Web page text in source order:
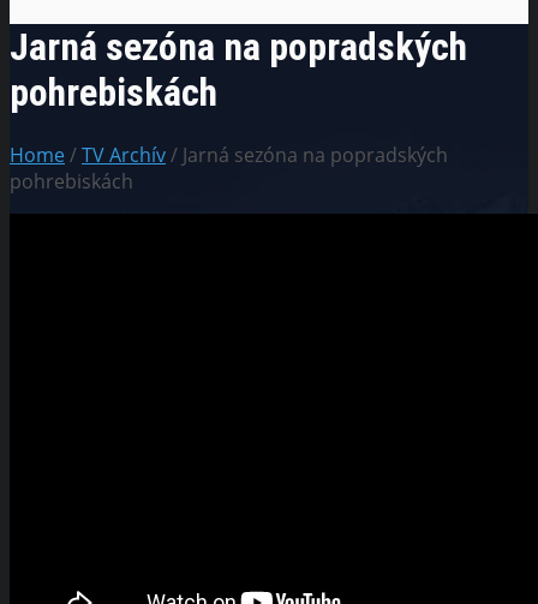
Jarná sezóna na popradských
pohrebiskách
Home/TV Archív/ Jarná sezóna na popradských
pohrebiskách